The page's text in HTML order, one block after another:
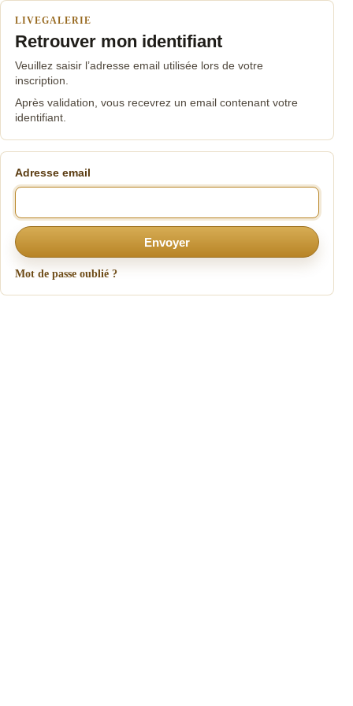
LIVEGALERIE
Retrouver mon identifiant
Veuillez saisir l’adresse email utilisée lors de votre
inscription.
Après validation, vous recevrez un email contenant votre
identifiant.
Adresse email
Envoyer
Mot de passe oublié ?